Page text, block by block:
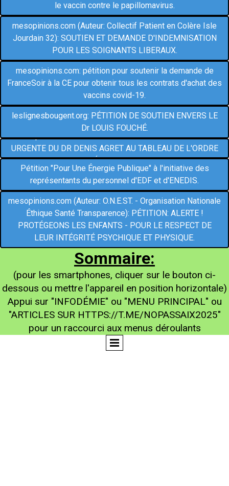
le vaccin contre le papillomavirus.
mesopinions.com (Auteur: Collectif Patient en Colère Isle
Jourdain 32): SOUTIEN ET DEMANDE D'INDEMNISATION
POUR LES SOIGNANTS LIBERAUX.
mesopinions.com: pétition pour soutenir la demande de
FranceSoir à la CE pour obtenir tous les contrats d'achat des
vaccins covid-19.
leslignesbougent.org: PÉTITION DE SOUTIEN ENVERS LE
Dr LOUIS FOUCHÉ.
mesopinions.com: PÉTITION POUR LA RÉINSCRIPTION
URGENTE DU DR DENIS AGRET AU TABLEAU DE L'ORDRE
DES MÉDECINS FRANCE.
Pétition "Pour Une Énergie Publique" à l'initiative des
représentants du personnel d'EDF et d'ENEDIS.
mesopinions.com (Auteur: O.N.E.ST. - Organisation Nationale
Éthique Santé Transparence): PÉTITION: ALERTE !
PROTÉGEONS LES ENFANTS - POUR LE RESPECT DE
LEUR INTÉGRITÉ PSYCHIQUE ET PHYSIQUE.
Sommaire:
(pour les smartphones, cliquer sur le bouton ci-
dessous ou mettre l'appareil en position horizontale)
Appui sur "INFODÉMIE" ou "MENU PRINCIPAL" ou
"ARTICLES SUR HTTPS://T.ME/NOPASSAIX2025"
pour un raccourci aux menus déroulants